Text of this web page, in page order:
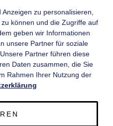
zu personalisieren,
können und die Zugriffe auf
geben wir Informationen
unsere Partner für soziale
Partner führen diese
Daten zusammen, die Sie
Rahmen Ihrer Nutzung der